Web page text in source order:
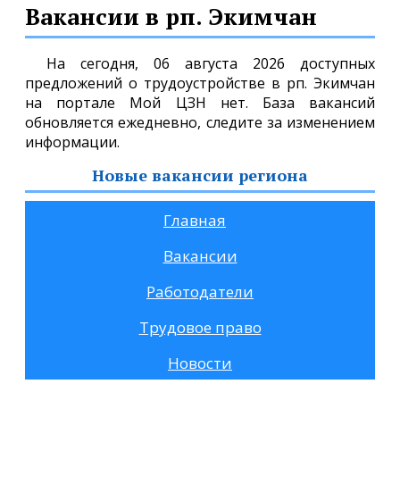
Вакансии в рп. Экимчан
На сегодня, 06 августа 2026 доступных
предложений о трудоустройстве в рп. Экимчан
на портале Мой ЦЗН нет. База вакансий
обновляется ежедневно, следите за изменением
информации.
Новые вакансии региона
Главная
Вакансии
Работодатели
Трудовое право
Новости